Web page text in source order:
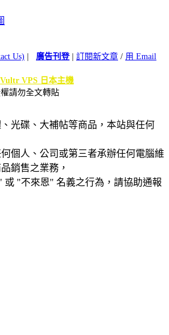
Us) 廣告刊登| 訂閱新文章 / 用 Email
Vultr VPS 日本主機
請勿全文轉貼
光碟、大補帖等商品，本站與任何
個人、公司或第三者承辦任何電腦維
銷售之業務，
或 "不來恩" 名義之行為，請協助通報